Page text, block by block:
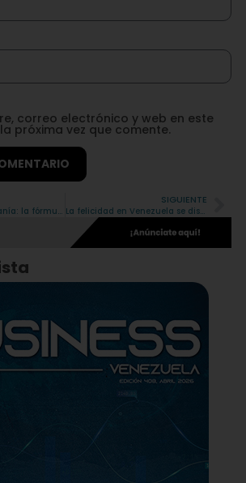
correo electrónico y web en este
próxima vez que comente.
Innovación y cercanía: la fórmula que impulsa a Nestlé Venezuela en el punto de venta
SIGUIENTE
La felicidad en Venezuela se disfruta con una galleta